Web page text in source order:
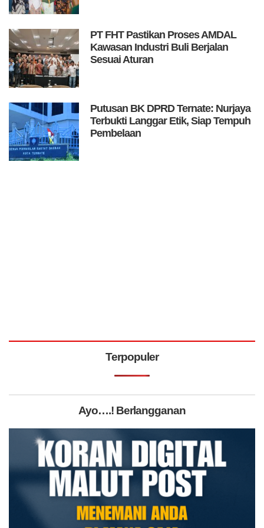
PT FHT Pastikan Proses AMDAL
Kawasan Industri Buli Berjalan
Sesuai Aturan
Putusan BK DPRD Ternate: Nurjaya
Terbukti Langgar Etik, Siap Tempuh
Pembelaan
Terpopuler
Ayo….! Berlangganan